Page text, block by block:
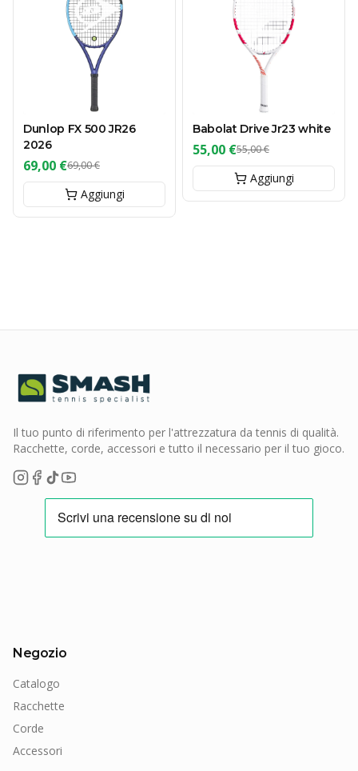
Dunlop FX 500 JR26
2026
69,00 €69,00 €
Aggiungi
Babolat Drive Jr23 white
55,00 €55,00 €
Aggiungi
Il tuo punto di riferimento per l'attrezzatura da tennis di qualità.
Racchette, corde, accessori e tutto il necessario per il tuo gioco.
Negozio
Catalogo
Racchette
Corde
Accessori